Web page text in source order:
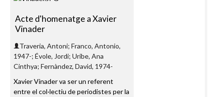
Acte d'homenatge a Xavier
Vinader
Traveria, Antoni; Franco, Antonio,
1947-; Évole, Jordi; Uribe, Ana
Cinthya; Fernàndez, David, 1974-
Xavier Vinader va ser un referent
entre el col·lectiu de periodistes per la